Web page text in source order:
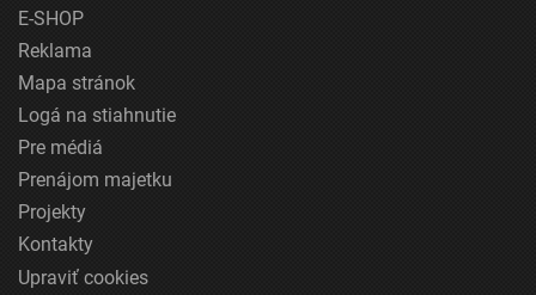
E-SHOP
Reklama
Mapa stránok
Logá na stiahnutie
Pre médiá
Prenájom majetku
Projekty
Kontakty
Upraviť cookies